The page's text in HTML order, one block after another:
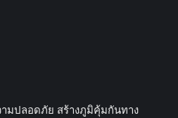
ามปลอดภัย สร้างภูมิคุ้มกันทาง